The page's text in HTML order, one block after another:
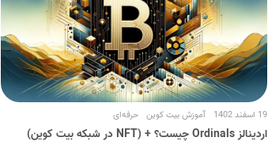
19 اسفند 1402 آموزش بیت کوین حرفه‌ای
اردینالز Ordinals چیست؟ + (NFT در شبکه بیت کوین)